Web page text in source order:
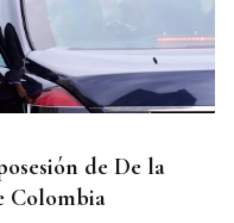
de De la
Colombia